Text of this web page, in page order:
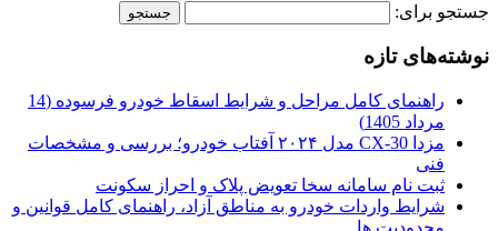
جستجو برای:
نوشته‌های تازه
راهنمای کامل مراحل و شرایط اسقاط خودرو فرسوده (14
مرداد 1405)
مزدا CX-30 مدل ۲۰۲۴ آفتاب خودرو؛ بررسی و مشخصات
فنی
ثبت نام سامانه سخا تعویض پلاک و احراز سکونت
شرایط واردات خودرو به مناطق آزاد، راهنمای کامل قوانین و
محدودیت ها